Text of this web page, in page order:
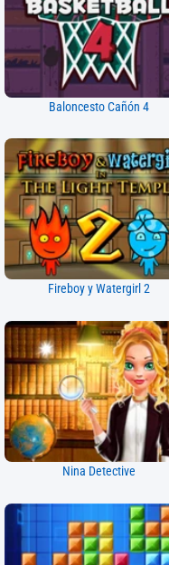
Baloncesto Cañón 4
Fireboy y Watergirl 2
Nina Detective